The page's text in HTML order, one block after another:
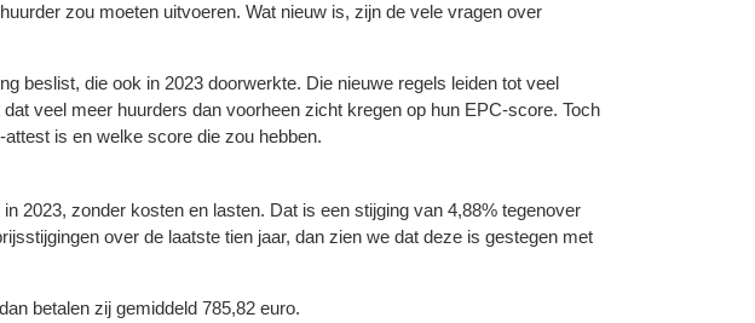
zou moeten uitvoeren. Wat nieuw is, zijn de vele vragen over
beslist, die ook in 2023 doorwerkte. Die nieuwe regels leiden tot veel
veel meer huurders dan voorheen zicht kregen op hun EPC-score. Toch
is en welke score die zou hebben.
2023, zonder kosten en lasten. Dat is een stijging van 4,88% tegenover
over de laatste tien jaar, dan zien we dat deze is gestegen met
betalen zij gemiddeld 785,82 euro.